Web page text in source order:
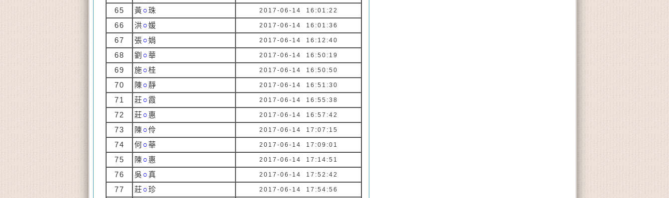
65 黃○珠 2017-06-14 16:01:22
66 洪○媛 2017-06-14 16:01:36
67 張○娟 2017-06-14 16:12:40
68 劉 ○華 2017-06-14 16:50:19
69 施○桂 2017-06-14 16:50:50
70 陳○靜 2017-06-14 16:51:30
71 莊○ 霞 2017-06-14 16:55:38
72 莊○ 惠 2017-06-14 16:57:42
73 陳○伶 2017-06-14 17:07:15
74 何○華 2017-06-14 17:09:01
75 陳○ 惠 2017-06-14 17:14:51
76 吳○真 2017-06-14 17:52:42
77 莊○珍 2017-06-14 17:54:56